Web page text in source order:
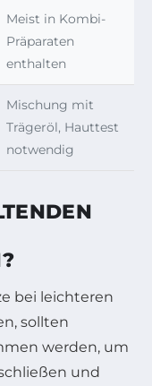
Meist in Kombi-
Präparaten
enthalten
Mischung mit
Trägeröl, Hauttest
notwendig
bei leichteren
sollten
werden, um
und